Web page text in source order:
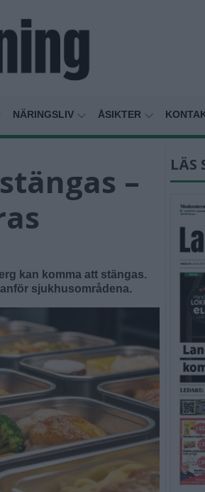
NÄRINGSLIV ÅSIKTER
–
kan komma att stängas.
sjukhusområdena.
LÄS